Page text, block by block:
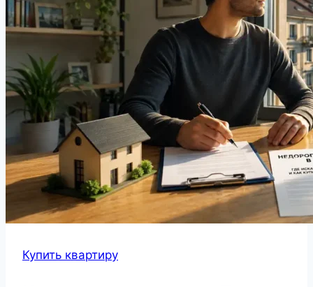
Купить квартиру